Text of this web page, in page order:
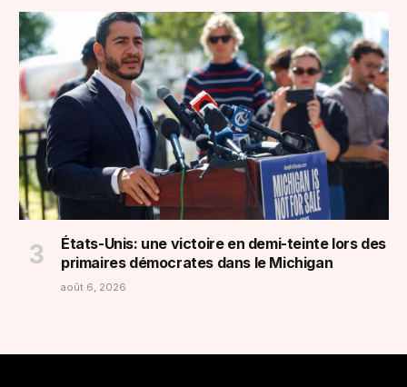
États-Unis: une victoire en demi-teinte lors des
primaires démocrates dans le Michigan
août 6, 2026